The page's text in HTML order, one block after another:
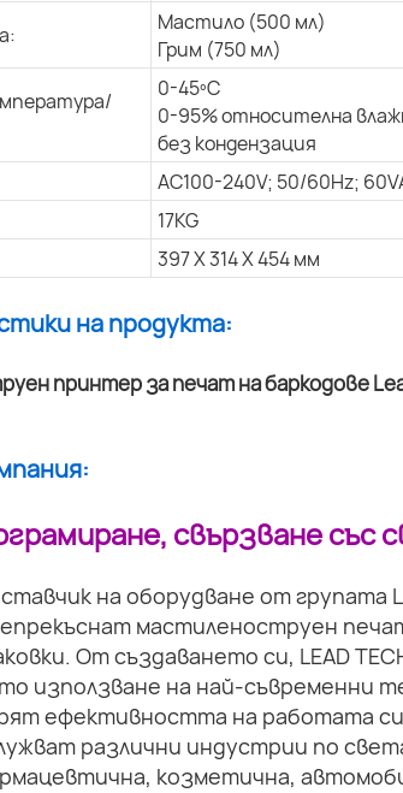
Мастило (500 мл)
Грим (750 мл)
0-45ºC
0-95% относителна
без кондензация
AC100-240V; 50/60Hz;
17KG
397 X 314 X 454 мм
на продукта:
свързване със
на оборудване от
мастиленоструен
От създаването си, LEAD
използване на най-съвременни
ефективността на работата
различни индустрии по
козметична,